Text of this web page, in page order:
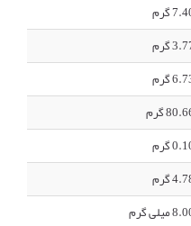
گرم
گرم
گرم
گرم
گرم
گرم
میلی گرم